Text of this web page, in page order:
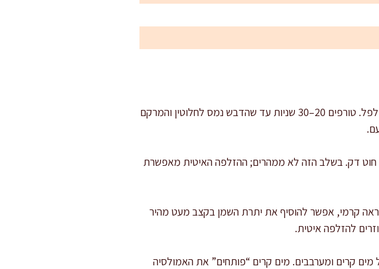
מערבבים בסיס חומצי: בקערה שמים חומץ, מיץ לימון, דבש, חרדל, מלח ופלפל. טורפים 20–30 שניות עד שהדבש נמס לחלוטין והמרקם
חוט דק. בשלב הזה לא ממהרים; ההזלפה האיטית מאפשרת
קרמי, אפשר להוסיף את יתרת השמן בקצב מעט מהיר
להזלפה איטית.
סמיכות: אם הרוטב סמיך מדי לסלט עלים עדינים, מוסיפים 5 מ"ל מים קרים ומערבבים. מים קרים “פותחים” את האמולסיה